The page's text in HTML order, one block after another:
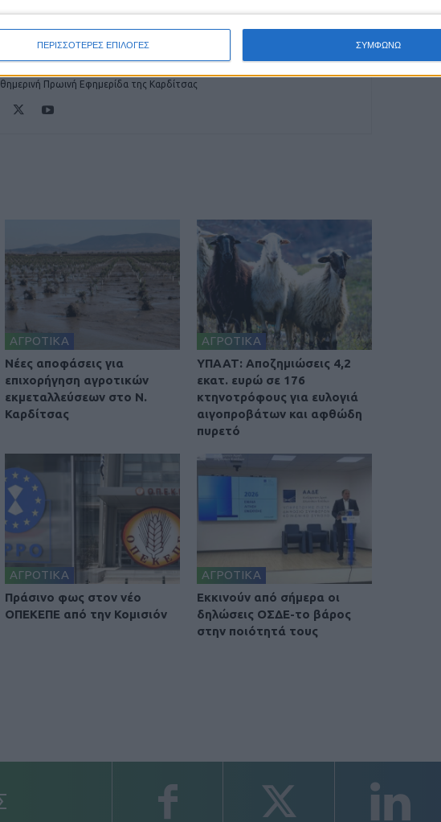
ΠΕΡΙΣΣΟΤΕΡΕΣ ΕΠΙΛΟΓΕΣ ΣΥΜΦΩΝΩ
Πρωινή Εφημερίδα της Καρδίτσας
ΑΓΡΟΤΙΚΑ
Nέες αποφάσεις για
επιχορήγηση αγροτικών
εκμεταλλεύσεων στο Ν.
Καρδίτσας
ΑΓΡΟΤΙΚΑ
ΥΠΑΑΤ: Αποζημιώσεις 4,2
εκατ. ευρώ σε 176
κτηνοτρόφους για ευλογιά
αιγοπροβάτων και αφθώδη
πυρετό
ΑΓΡΟΤΙΚΑ
Πράσινο φως στον νέο
ΟΠΕΚΕΠΕ από την Κομισιόν
ΑΓΡΟΤΙΚΑ
Εκκινούν από σήμερα οι
δηλώσεις ΟΣΔΕ-το βάρος
στην ποιότητά τους